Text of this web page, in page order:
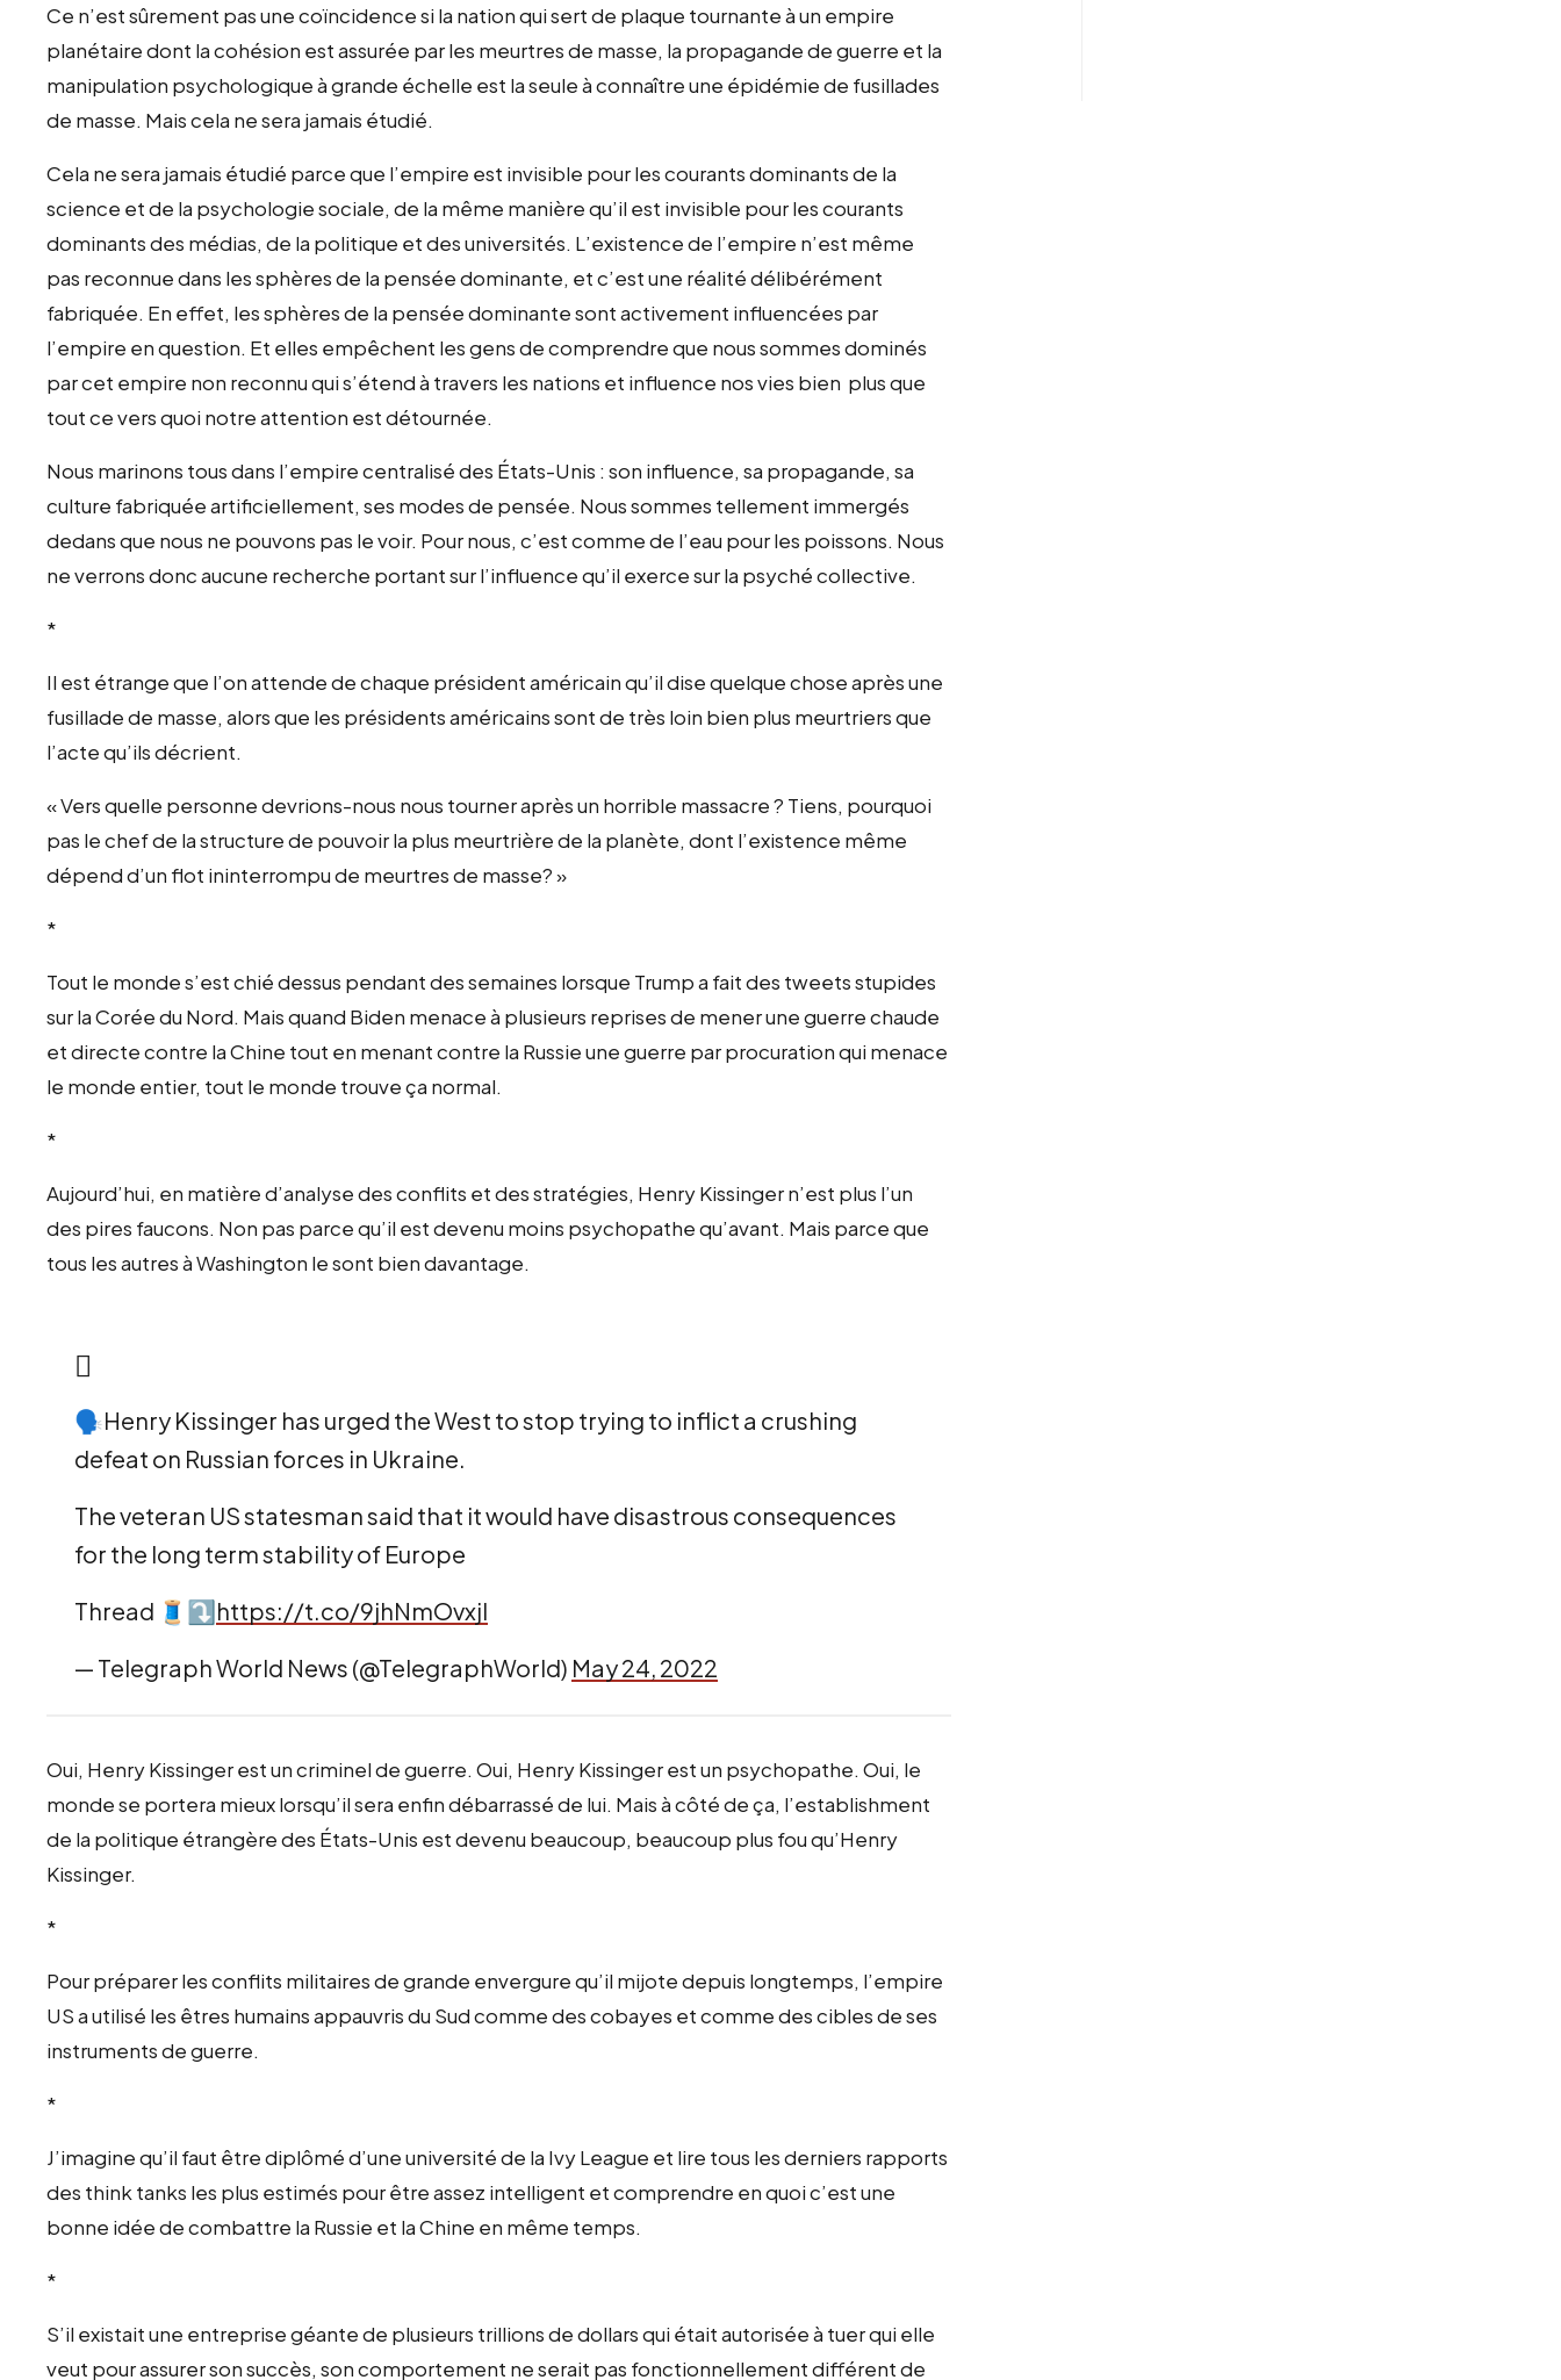
Ce n’est sûrement pas une coïncidence si la nation qui sert de plaque tournante à un empire
planétaire dont la cohésion est assurée par les meurtres de masse, la propagande de guerre et la
manipulation psychologique à grande échelle est la seule à connaître une épidémie de fusillades
de masse. Mais cela ne sera jamais étudié.
Cela ne sera jamais étudié parce que l’empire est invisible pour les courants dominants de la
science et de la psychologie sociale, de la même manière qu’il est invisible pour les courants
dominants des médias, de la politique et des universités. L’existence de l’empire n’est même
pas reconnue dans les sphères de la pensée dominante, et c’est une réalité délibérément
fabriquée. En effet, les sphères de la pensée dominante sont activement influencées par
l’empire en question. Et elles empêchent les gens de comprendre que nous sommes dominés
par cet empire non reconnu qui s’étend à travers les nations et influence nos vies bien plus que
tout ce vers quoi notre attention est détournée.
Nous marinons tous dans l’empire centralisé des États-Unis : son influence, sa propagande, sa
culture fabriquée artificiellement, ses modes de pensée. Nous sommes tellement immergés
dedans que nous ne pouvons pas le voir. Pour nous, c’est comme de l’eau pour les poissons. Nous
ne verrons donc aucune recherche portant sur l’influence qu’il exerce sur la psyché collective.
*
Il est étrange que l’on attende de chaque président américain qu’il dise quelque chose après une
fusillade de masse, alors que les présidents américains sont de très loin bien plus meurtriers que
l’acte qu’ils décrient.
« Vers quelle personne devrions-nous nous tourner après un horrible massacre ? Tiens, pourquoi
pas le chef de la structure de pouvoir la plus meurtrière de la planète, dont l’existence même
dépend d’un flot ininterrompu de meurtres de masse? »
*
Tout le monde s’est chié dessus pendant des semaines lorsque Trump a fait des tweets stupides
sur la Corée du Nord. Mais quand Biden menace à plusieurs reprises de mener une guerre chaude
et directe contre la Chine tout en menant contre la Russie une guerre par procuration qui menace
le monde entier, tout le monde trouve ça normal.
*
Aujourd’hui, en matière d’analyse des conflits et des stratégies, Henry Kissinger n’est plus l’un
des pires faucons. Non pas parce qu’il est devenu moins psychopathe qu’avant. Mais parce que
tous les autres à Washington le sont bien davantage.
🗣️Henry Kissinger has urged the West to stop trying to inflict a crushing
defeat on Russian forces in Ukraine.
The veteran US statesman said that it would have disastrous consequences
for the long term stability of Europe
Thread 🧵⤵️https://t.co/9jhNmOvxjI
— Telegraph World News (@TelegraphWorld) May 24, 2022
Oui, Henry Kissinger est un criminel de guerre. Oui, Henry Kissinger est un psychopathe. Oui, le
monde se portera mieux lorsqu’il sera enfin débarrassé de lui. Mais à côté de ça, l’establishment
de la politique étrangère des États-Unis est devenu beaucoup, beaucoup plus fou qu’Henry
Kissinger.
*
Pour préparer les conflits militaires de grande envergure qu’il mijote depuis longtemps, l’empire
US a utilisé les êtres humains appauvris du Sud comme des cobayes et comme des cibles de ses
instruments de guerre.
*
J’imagine qu’il faut être diplômé d’une université de la Ivy League et lire tous les derniers rapports
des think tanks les plus estimés pour être assez intelligent et comprendre en quoi c’est une
bonne idée de combattre la Russie et la Chine en même temps.
*
S’il existait une entreprise géante de plusieurs trillions de dollars qui était autorisée à tuer qui elle
veut pour assurer son succès, son comportement ne serait pas fonctionnellement différent de